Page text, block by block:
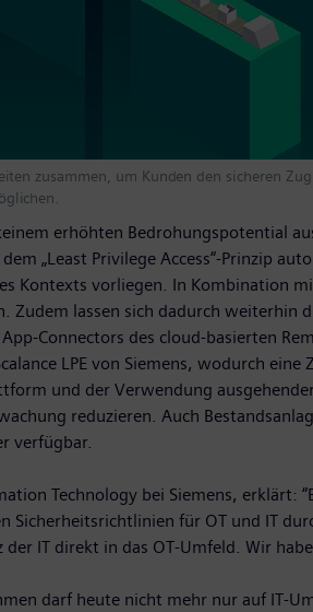
zusammen, um Kunden den sicheren
erhöhten Bedrohungspotential
„Least Privilege Access“-Prinzip
Kontexts vorliegen. In Kombination
Zudem lassen sich dadurch
Connectors des cloud-basierten
LPE von Siemens, wodurch
und der Verwendung
reduzieren. Auch
verfügbar.
Technology bei Siemens,
Sicherheitsrichtlinien für OT und IT
IT direkt in das OT-Umfeld. Wir
darf heute nicht mehr nur auf IT-